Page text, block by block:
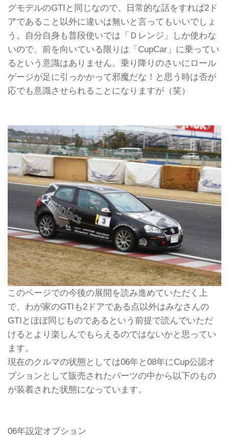
グモデルのGTIと同じなので、日常的な話をすれば2ド
アであること以外に違いは無いと言ってもいいでしょ
う。自分自身も普段使いでは「Ｄレンジ」しか使わな
いので、前を向いている限りは「CupCar」に乗ってい
るという意識はありません。乗り降りのさいにロール
ゲージが足に引っかかって邪魔だな！と思う時は否が
応でも意識させられることになりますが（笑）
このページでの今後の展開を読み進めていただく上
で、わが家のGTIも2ドアである点以外はみなさんの
GTIとほぼ同じものであるという前提で読んでいただ
けるとより楽しんでもらえるのではないかと思ってい
ます。
現在のクルマの状態としては06年と08年にCup公認オ
プションとして販売されたパーツの中から以下のもの
が装着された状態になっています。
06年設定オプション